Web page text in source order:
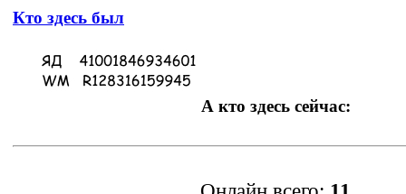
Кто здесь был
А кто здесь сейчас: